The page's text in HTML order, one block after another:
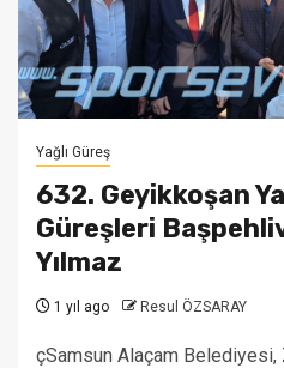
Yağlı Güreş
632. Geyikkoşan
Güreşleri
Yılmaz
1 yıl ago Resul ÖZSARAY
çSamsun Alaçam Belediyesi,